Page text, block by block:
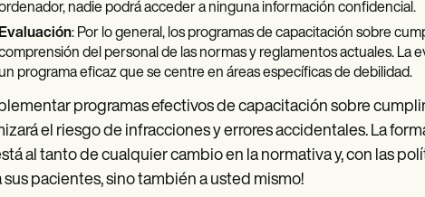
nadie podrá acceder a ninguna información confidencial.
Evaluación: Por lo general, los programas de capacitación sobre
del personal de las normas y reglamentos actuales. La
un programa eficaz que se centre en áreas específicas de debilidad.
programas efectivos de capacitación sobre
el riesgo de infracciones y errores accidentales. La
al tanto de cualquier cambio en la normativa y, con las
sus pacientes, sino también a usted mismo!